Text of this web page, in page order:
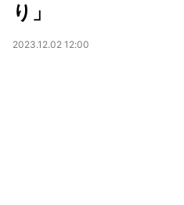
り」
2023.12.02 12:00